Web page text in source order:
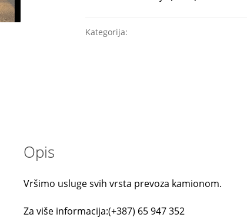
Kategorija:
Opis
Vršimo usluge svih vrsta prevoza kamionom.
Za više informacija:(+387) 65 947 352